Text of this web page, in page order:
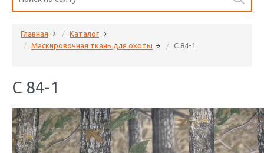
Главная
Каталог
Маскировочная ткань для охоты
C 84-1
C 84-1